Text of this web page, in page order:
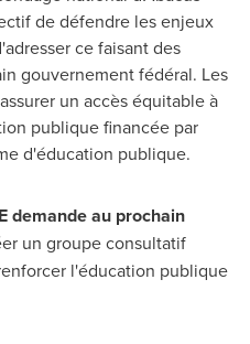
de défendre les enjeux
ce faisant des
gouvernement fédéral. Les
un accès équitable à
publique financée par
d'éducation publique.
demande au prochain
un groupe consultatif
l'éducation publique